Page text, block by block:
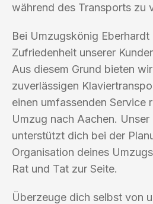
während des Transports zu
Bei Umzugskönig
Zufriedenheit unserer
Aus diesem Grund bieten
zuverlässigen
einen umfassenden Service
Umzug nach Aachen. Unser
unterstützt dich bei der
Organisation deines
Rat und Tat zur Seite.
Überzeuge dich selbst von